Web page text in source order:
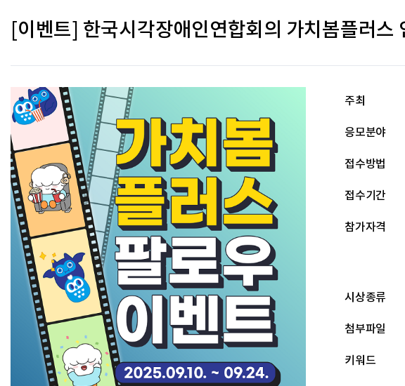
[이벤트] 한국시각장애인연합회의 가치봄플러스
주최
응모분야
접수방법
접수기간
참가자격
시상종류
첨부파일
키워드